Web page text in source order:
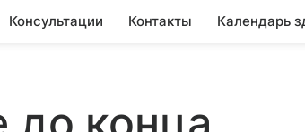
Консультации Контакты Календарь